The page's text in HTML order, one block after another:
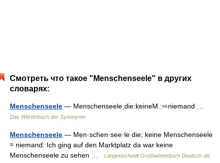
Смотреть что такое "Menschenseele" в других
словарях:
Menschenseele — Menschenseele,die:keineM.:⇨niemand …
Das Wörterbuch der Synonyme
Menschenseele — Mẹn·schen·see·le die; keine Menschenseele
≈ niemand: Ich ging auf den Marktplatz da war keine
Menschenseele zu sehen …
Langenscheidt Großwörterbuch Deutsch als